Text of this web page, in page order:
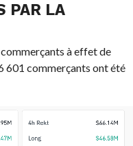
PAR LA
à effet de
601 commerçants ont été